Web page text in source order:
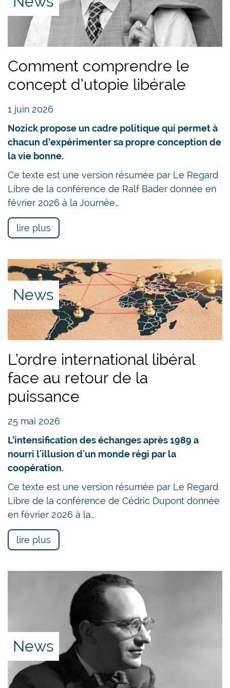
Comment comprendre le
concept d’utopie libérale
1 juin 2026
Nozick propose un cadre politique qui permet à
chacun d’expérimenter sa propre conception de
la vie bonne.
Ce texte est une version résumée par Le Regard
Libre de la conférence de Ralf Bader donnée en
février 2026 à la Journée…
lire plus
News
L’ordre international libéral
face au retour de la
puissance
25 mai 2026
L’intensification des échanges après 1989 a
nourri l'illusion d'un monde régi par la
coopération.
Ce texte est une version résumée par Le Regard
Libre de la conférence de Cédric Dupont donnée
en février 2026 à la…
lire plus
News